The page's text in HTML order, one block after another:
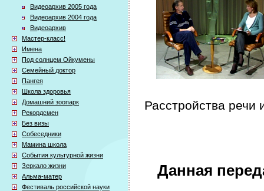
Видеоархив 2005 года
Видеоархив 2004 года
Видеоархив
Мастер-класс!
Имена
Под солнцем Ойкумены
Семейный доктор
Пангея
Школа здоровья
Домашний зоопарк
Рекордсмен
Без визы
Собеседники
Мамина школа
События культурной жизни
Зеркало жизни
Альма-матер
Фестиваль российской науки
Расстройства
Данная